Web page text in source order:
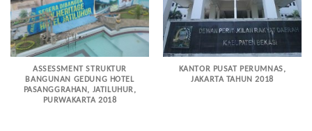
ASSESSMENT STRUKTUR
BANGUNAN GEDUNG HOTEL
PASANGGRAHAN, JATILUHUR,
PURWAKARTA 2018
KANTOR PUSAT PERUMNAS,
JAKARTA TAHUN 2018